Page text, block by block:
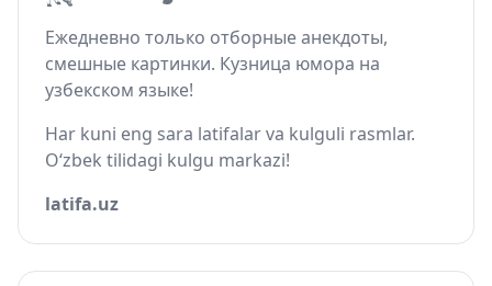
Ежедневно только отборные анекдоты,
смешные картинки. Кузница юмора на
узбекском языке!
Har kuni eng sara latifalar va kulguli rasmlar.
O‘zbek tilidagi kulgu markazi!
latifa.uz